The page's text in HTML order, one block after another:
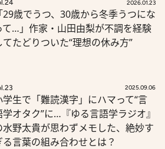
2026.01.23
「29歳でうつ、30歳から冬季うつにな
て…」作家・山田由梨が不調を経験
てたどりついた“理想の休み方”
2025.09.06
学生で「難読漢字」にハマって“言
学オタク”に…『ゆる言語学ラジオ』
水野太貴が思わずメモした、絶妙す
る言葉の組み合わせとは？